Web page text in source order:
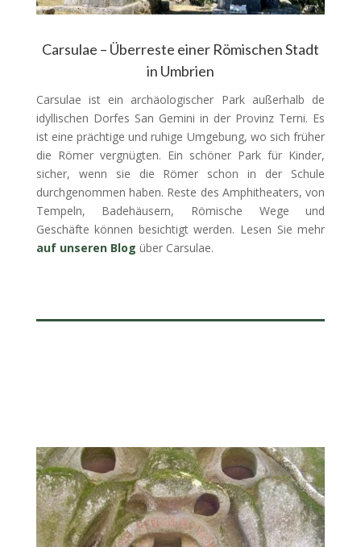
Carsulae – Überreste einer Römischen Stadt
in Umbrien
Carsulae ist ein archäologischer Park außerhalb de
idyllischen Dorfes San Gemini in der Provinz Terni. Es
ist eine prächtige und ruhige Umgebung, wo sich früher
die Römer vergnügten. Ein schöner Park für Kinder,
sicher, wenn sie die Römer schon in der Schule
durchgenommen haben. Reste des Amphitheaters, von
Tempeln, Badehäusern, Römische Wege und
Geschäfte können besichtigt werden. Lesen Sie mehr
auf unseren Blog über Carsulae.